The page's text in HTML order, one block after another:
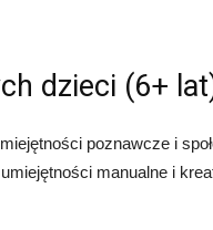
dzieci (6+
poznawcze i
manualne i